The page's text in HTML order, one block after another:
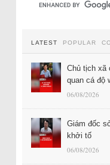
LATEST POPULAR
Chủ tịch xã
quan cá độ
06/08/2026
Giám đốc
khởi tố
06/08/2026